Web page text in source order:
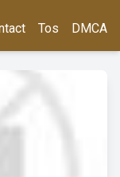
Tos DMCA